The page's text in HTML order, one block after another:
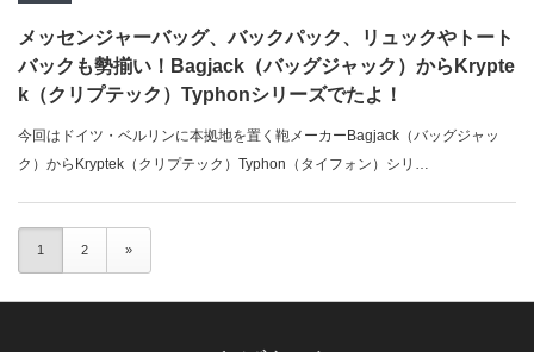
メッセンジャーバッグ、バックパック、リュックやトート
バックも勢揃い！Bagjack（バッグジャック）からKrypte
k（クリプテック）Typhonシリーズでたよ！
今回はドイツ・ベルリンに本拠地を置く鞄メーカーBagjack（バッグジャッ
ク）からKryptek（クリプテック）Typhon（タイフォン）シリ…
1 2 »